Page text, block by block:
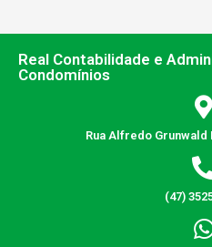
Real Contabilidade e
Condomínios
Rua Alfredo Grunwald
(47)